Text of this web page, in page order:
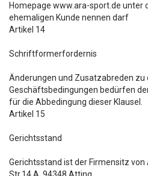
Homepage www.ara-sport.de unter
ehemaligen Kunde nennen darf
Artikel 14
Schriftformerfordernis
Änderungen und Zusatzabreden zu
Geschäftsbedingungen bedürfen
für die Abbedingung dieser Klausel.
Artikel 15
Gerichtsstand
Gerichtsstand ist der Firmensitz von